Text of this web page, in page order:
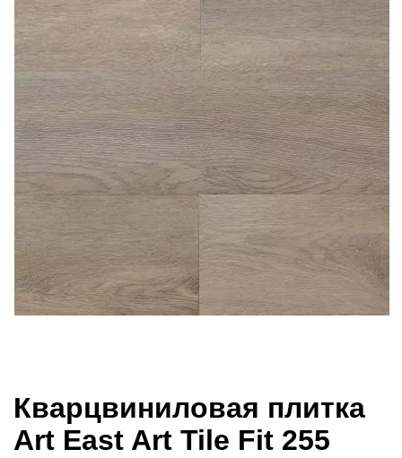
Кварцвиниловая плитка
Art East Art Tile Fit 255